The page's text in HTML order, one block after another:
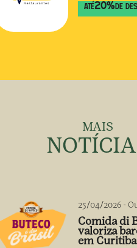
ATÉ20%DE
MAIS
25/04/2026 -
Comida di
valoriza
em